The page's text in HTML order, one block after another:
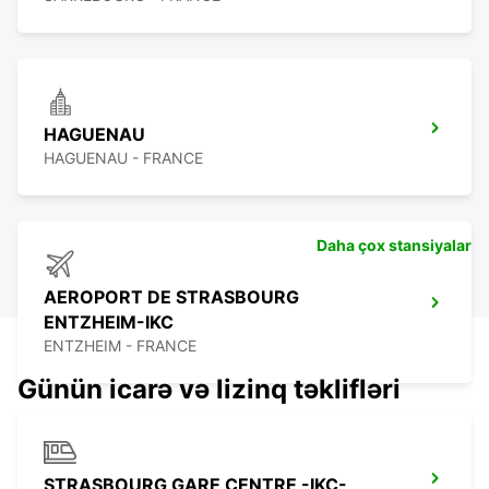
HAGUENAU
HAGUENAU - FRANCE
AEROPORT DE STRASBOURG
ENTZHEIM-IKC
ENTZHEIM - FRANCE
Daha çox stansiyalar
Günün icarə və lizinq təklifləri